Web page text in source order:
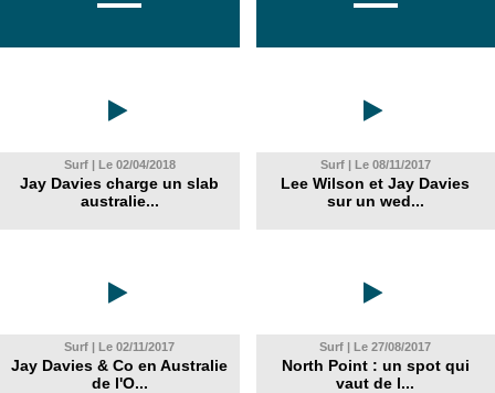
Surf | Le 02/04/2018
Jay Davies charge un slab
australie...
Surf | Le 08/11/2017
Lee Wilson et Jay Davies
sur un wed...
Surf | Le 02/11/2017
Jay Davies & Co en Australie
de l'O...
Surf | Le 27/08/2017
North Point : un spot qui
vaut de l...